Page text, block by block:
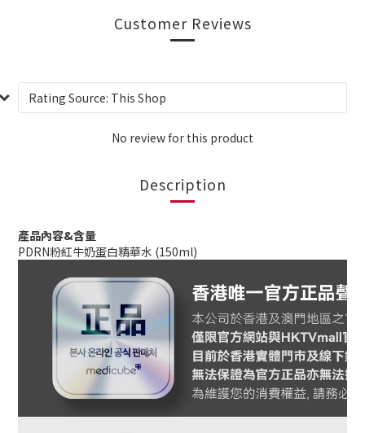
Customer Reviews
No review for this product
Description
產品內容&含量
PDRN粉紅牛奶蛋白精華水 (150ml)